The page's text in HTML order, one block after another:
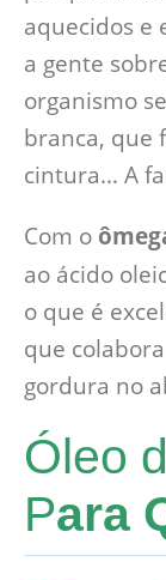
aquecidos e
a gente
organismo
branca, que
cintura… A
Com o
ao ácido
o que é
que
gordura no
Óleo
Para